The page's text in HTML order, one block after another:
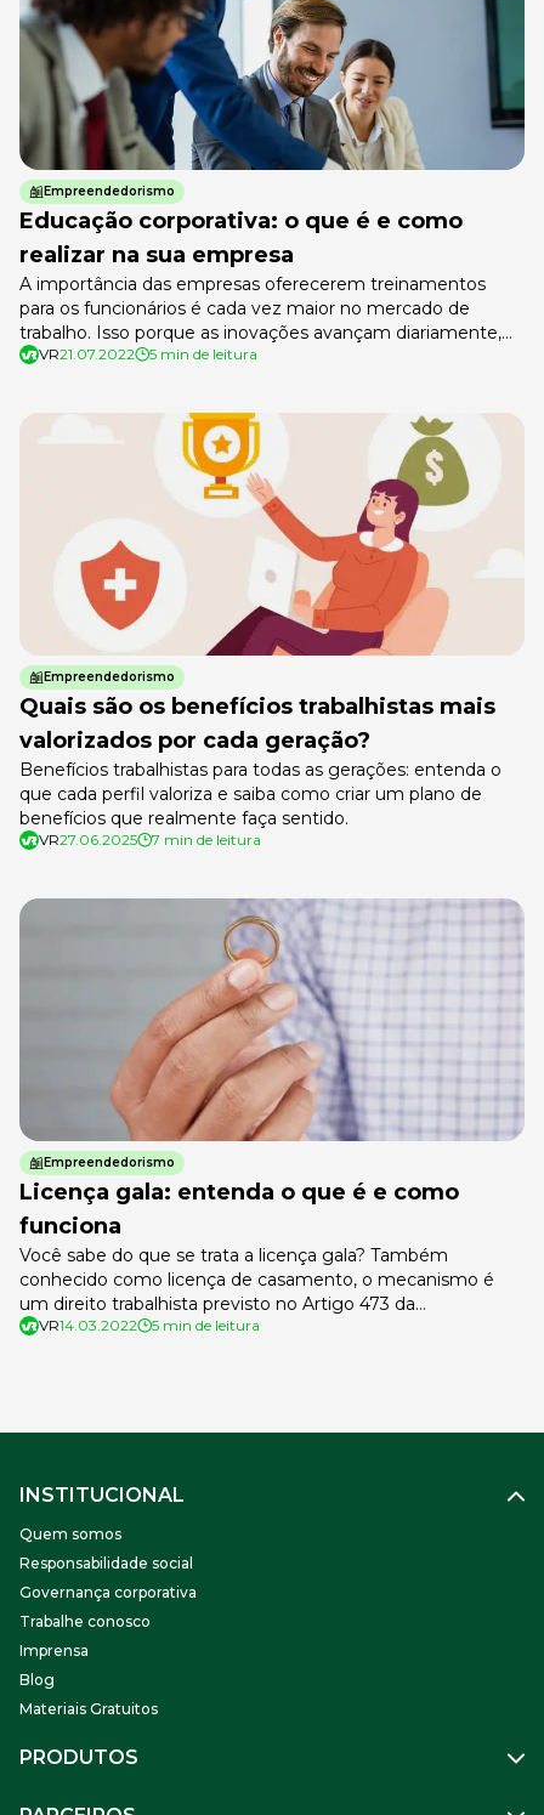
Empreendedorismo
Educação corporativa: o que é e como
realizar na sua empresa
A importância das empresas oferecerem treinamentos
para os funcionários é cada vez maior no mercado de
trabalho. Isso porque as inovações avançam diariamente,
criando a necessidade de atualização profissional. Assim,
relacionada a outros termos conhecidos do mercado, como
VR21.07.2022 5 min de leitura
Empreendedorismo
Quais são os benefícios trabalhistas mais
valorizados por cada geração?
Benefícios trabalhistas para todas as gerações: entenda o
que cada perfil valoriza e saiba como criar um plano de
benefícios que realmente faça sentido.
VR27.06.2025 7 min de leitura
Empreendedorismo
Licença gala: entenda o que é e como
funciona
Você sabe do que se trata a licença gala? Também
conhecido como licença de casamento, o mecanismo é
um direito trabalhista previsto no Artigo 473 da
Consolidação das Leis de Trabalho (CLT). Para explicar como
VR14.03.2022 5 min de leitura
INSTITUCIONAL
Quem somos
Responsabilidade social
Governança corporativa
Trabalhe conosco
Imprensa
Blog
Materiais Gratuitos
PRODUTOS